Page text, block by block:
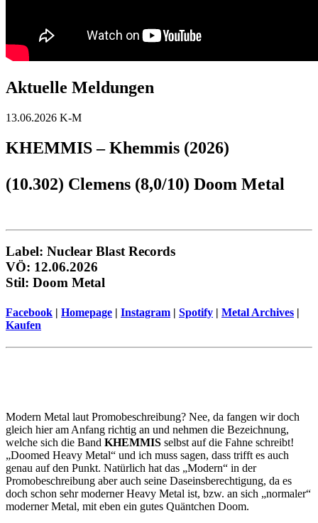
Aktuelle Meldungen
13.06.2026 K-M
KHEMMIS – Khemmis (2026)
(10.302) Clemens (8,0/10) Doom Metal
Label: Nuclear Blast Records
VÖ: 12.06.2026
Stil: Doom Metal
Facebook | Homepage | Instagram | Spotify | Metal Archives |
Kaufen
Modern Metal laut Promobeschreibung? Nee, da fangen wir doch
gleich hier am Anfang richtig an und nehmen die Bezeichnung,
welche sich die Band KHEMMIS selbst auf die Fahne schreibt!
„Doomed Heavy Metal“ und ich muss sagen, dass trifft es auch
genau auf den Punkt. Natürlich hat das „Modern“ in der
Promobeschreibung aber auch seine Daseinsberechtigung, da es
doch schon sehr moderner Heavy Metal ist, bzw. an sich „normaler“
moderner Metal, mit eben ein gutes Quäntchen Doom.